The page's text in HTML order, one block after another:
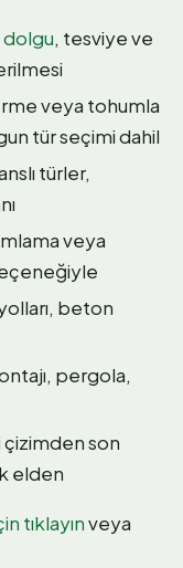
dolgu, tesviye ve
veya tohumla
tür seçimi dahil
türler,
veya
beton
pergola,
son
elden
tıklayınveya